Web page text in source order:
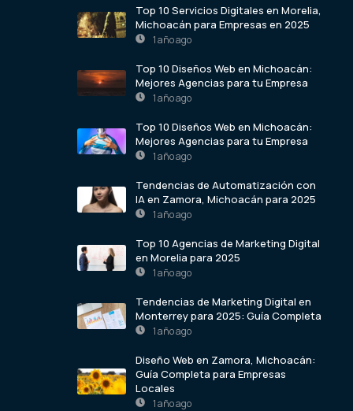
Top 10 Servicios Digitales en Morelia,
Michoacán para Empresas en 2025
1 año ago
Top 10 Diseños Web en Michoacán:
Mejores Agencias para tu Empresa
1 año ago
Top 10 Diseños Web en Michoacán:
Mejores Agencias para tu Empresa
1 año ago
Tendencias de Automatización con
IA en Zamora, Michoacán para 2025
1 año ago
Top 10 Agencias de Marketing Digital
en Morelia para 2025
1 año ago
Tendencias de Marketing Digital en
Monterrey para 2025: Guía Completa
1 año ago
Diseño Web en Zamora, Michoacán:
Guía Completa para Empresas
Locales
1 año ago